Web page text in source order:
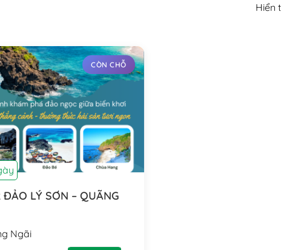
Hiển
CÒN CHỖ
ĐẢO LÝ SƠN – QUÃNG
Ngãi